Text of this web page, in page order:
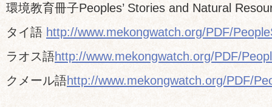
環境教育冊子Peoples’ Stories and Natural
タイ語 http://www.mekongwatch.org/PDF/
ラオス語http://www.mekongwatch.org/PDF/
クメール語http://www.mekongwatch.org/PDF/